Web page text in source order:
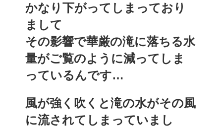
かなり下がってしまっており
まして
その影響で華厳の滝に落ちる水
量がご覧のように減ってしま
っているんです…
風が強く吹くと滝の水がその風
に流されてしまっていまし